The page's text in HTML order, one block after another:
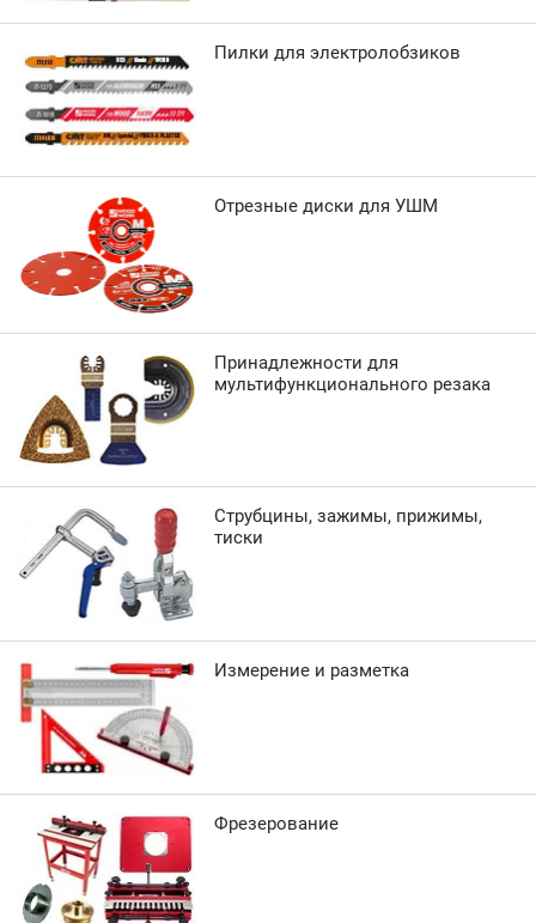
Пилки для электролобзиков
Отрезные диски для УШМ
Принадлежности для
мультифункционального резака
Струбцины, зажимы, прижимы,
тиски
Измерение и разметка
Фрезерование